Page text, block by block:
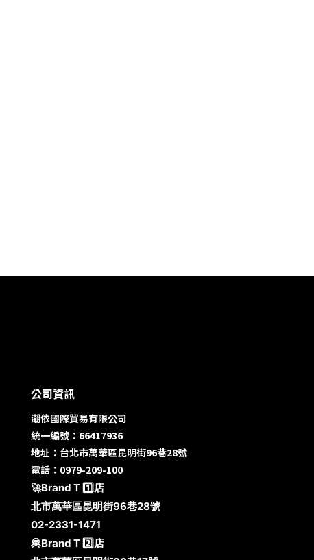
公司資訊
潮依國際貿易有限公司
統一編號：66417936
地址：台北市萬華區昆明街96巷28號
電話：0979-209-100
🚀Brand T 1️⃣店
北市萬華區昆明街96巷28號
02-2331-1471
🦧Brand T 2️⃣店